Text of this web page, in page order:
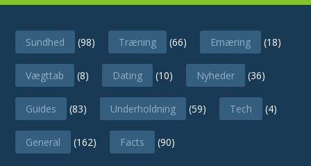
CATEGORIES
Sundhed (98) Træning (66) Ernæring (18)
Vægttab (8) Dating (10) Nyheder (36)
Guides (83) Underholdning (59) Tech (4)
General (162) Facts (90)